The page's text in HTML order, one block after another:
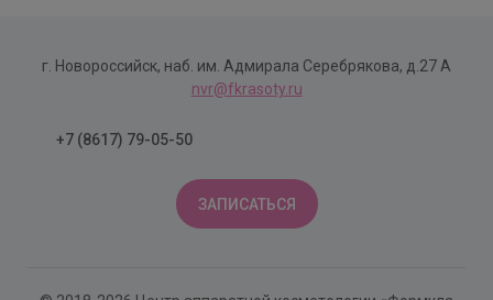
г. Новороссийск, наб. им. Адмирала Серебрякова, д.27 А
nvr@fkrasoty.ru
+7 (8617) 79-05-50
ЗАПИСАТЬСЯ